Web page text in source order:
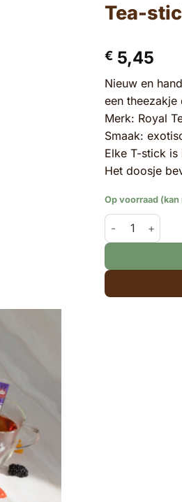
Tea-
€ 5,45
Nieuw en
een theezakje
Merk: Royal
Smaak:
Elke T-stick
Het doosje
Op voorraad
Tea-stick |